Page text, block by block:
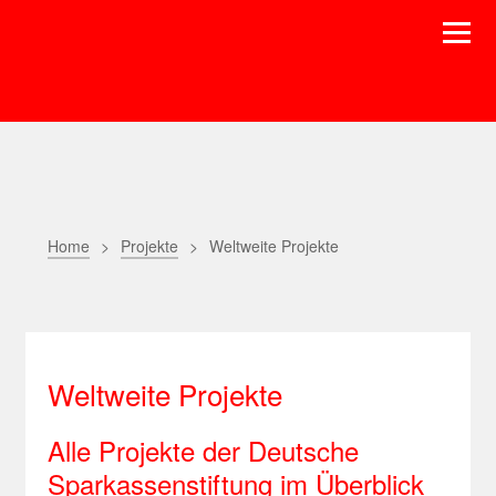
Home Projekte Weltweite Projekte
Weltweite Projekte
Alle Projekte der Deutsche
Sparkassenstiftung im Überblick